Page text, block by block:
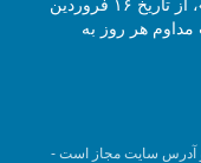
مجله آنلاین موسیقی «گفتگوی هارمونیک»، از تاریخ ۱۶ فروردین
مداوم هر روز به
و آدرس سایت مجاز است -